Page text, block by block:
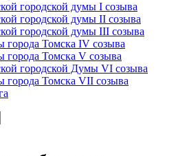
городской думы I созыва
городской думы II созыва
городской думы III созыва
Томска IV созыва
Томска V созыва
городской Думы VI созыва
города Томска VII созыва